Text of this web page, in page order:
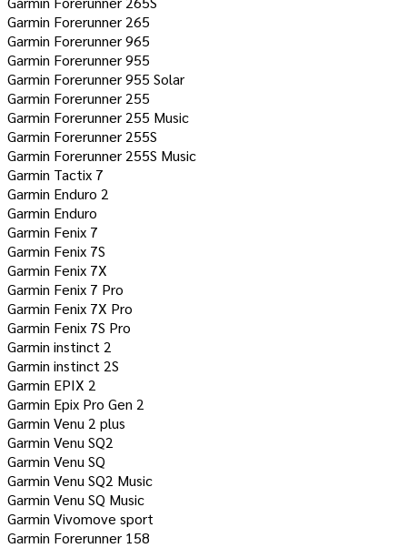
Garmin Forerunner 265
Garmin Forerunner 965
Garmin Forerunner 955
Garmin Forerunner 955 Solar
Garmin Forerunner 255
Garmin Forerunner 255 Music
Garmin Forerunner 255S
Garmin Forerunner 255S Music
Garmin Tactix 7
Garmin Enduro 2
Garmin Enduro
Garmin Fenix ​​7
Garmin Fenix ​​7S
Garmin Fenix ​​7X
Garmin Fenix ​​7 Pro
Garmin Fenix ​​7X Pro
Garmin Fenix ​​7S Pro
Garmin instinct 2
Garmin instinct 2S
Garmin EPIX 2
Garmin Epix Pro Gen 2
Garmin Venu 2 plus
Garmin Venu SQ2
Garmin Venu SQ
Garmin Venu SQ2 Music
Garmin Venu SQ Music
Garmin Vivomove sport
Garmin Forerunner 158